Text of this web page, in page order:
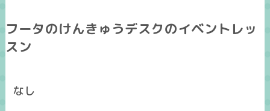
フータのけんきゅうデスクのイベントレッ
スン
なし